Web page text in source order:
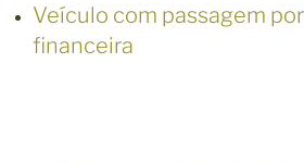
Veículo com passagem
financeira